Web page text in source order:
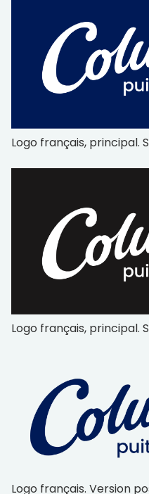
Logo français, principal.
Logo français, principal.
Logo français. Version